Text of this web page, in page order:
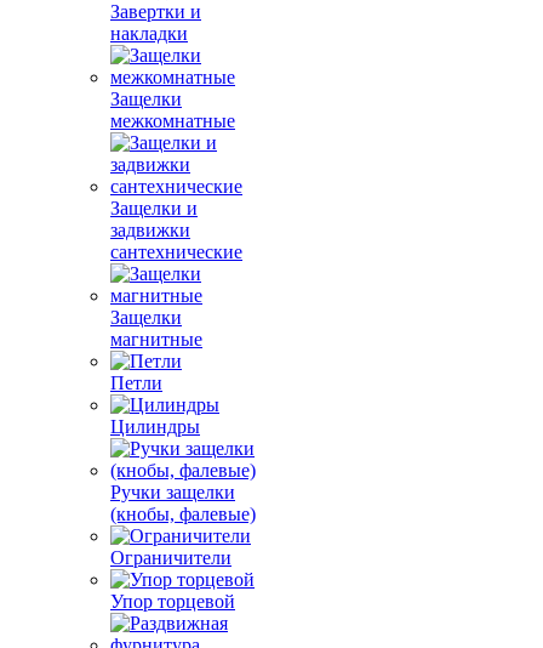
Завертки и
накладки
Защелки
межкомнатные
Защелки и
задвижки
сантехнические
Защелки
магнитные
Петли
Цилиндры
Ручки защелки
(кнобы, фалевые)
Ограничители
Упор торцевой